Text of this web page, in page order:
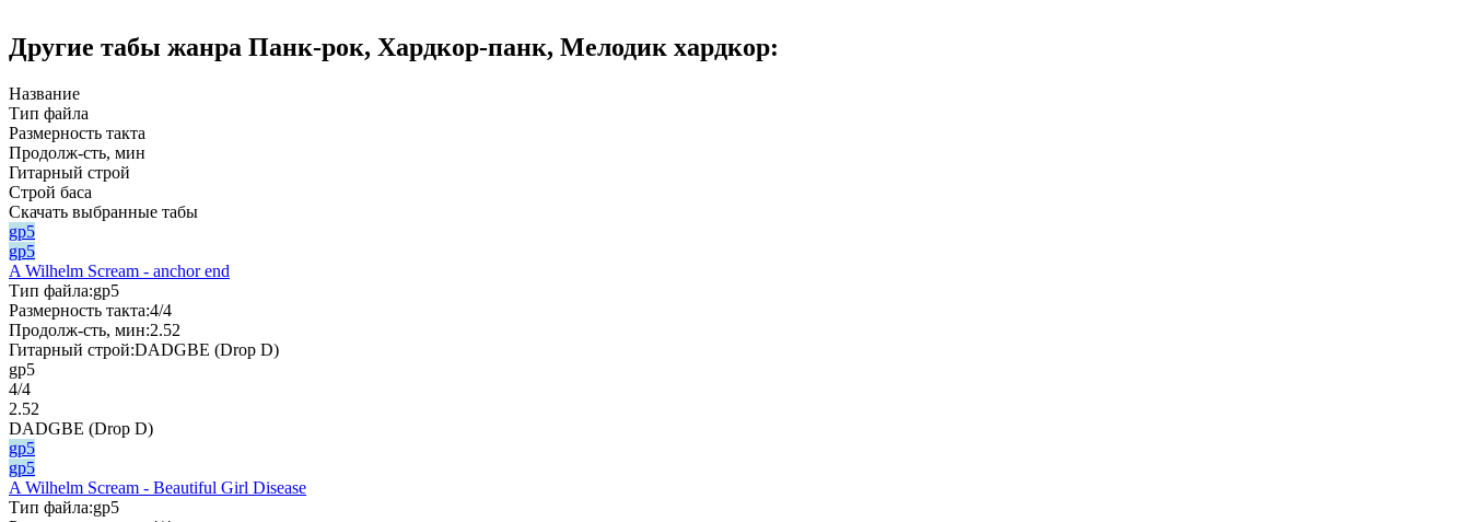
Другие табы жанра Панк-рок, Хардкор-панк, Мелодик хардкор:
Название
Тип файла
Размерность такта
Продолж-сть, мин
Гитарный строй
Строй баса
Скачать выбранные табы
gp5
gp5
A Wilhelm Scream - anchor end
Тип файла:gp5
Размерность такта:4/4
Продолж-сть, мин:2.52
Гитарный строй:DADGBE (Drop D)
gp5
4/4
2.52
DADGBE (Drop D)
gp5
gp5
A Wilhelm Scream - Beautiful Girl Disease
Тип файла:gp5